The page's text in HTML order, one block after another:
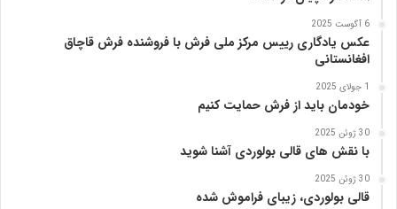
6 آگوست 2025
عکس یادگاری رییس مرکز ملی فرش با فروشنده فرش قاچاق
افغانستانی
1 جولای 2025
خودمان باید از فرش حمایت کنیم
30 ژوئن 2025
با نقش های قالی بولوردی آشنا شوید
30 ژوئن 2025
قالی بولوردی، زیبای فراموش شده